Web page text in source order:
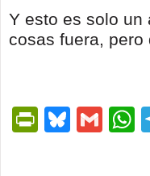
Y esto es solo un
cosas fuera,